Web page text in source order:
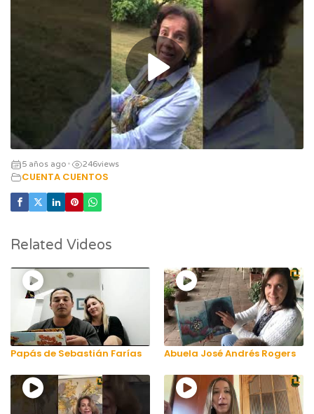
5 años ago • 246views
CUENTA CUENTOS
Related Videos
Papás de Sebastián Farías Abuela José Andrés Rogers